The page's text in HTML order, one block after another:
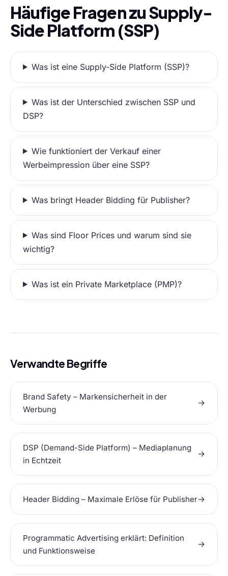
Häufige Fragen zu Supply-
Side Platform (SSP)
Was ist eine Supply-Side Platform (SSP)?
Was ist der Unterschied zwischen SSP und
DSP?
Wie funktioniert der Verkauf einer
Werbeimpression über eine SSP?
Was bringt Header Bidding für Publisher?
Was sind Floor Prices und warum sind sie
wichtig?
Was ist ein Private Marketplace (PMP)?
Verwandte Begriffe
Brand Safety – Markensicherheit in der
Werbung
→
DSP (Demand-Side Platform) – Mediaplanung
in Echtzeit
→
Header Bidding – Maximale Erlöse für Publisher→
Programmatic Advertising erklärt: Definition
und Funktionsweise
→